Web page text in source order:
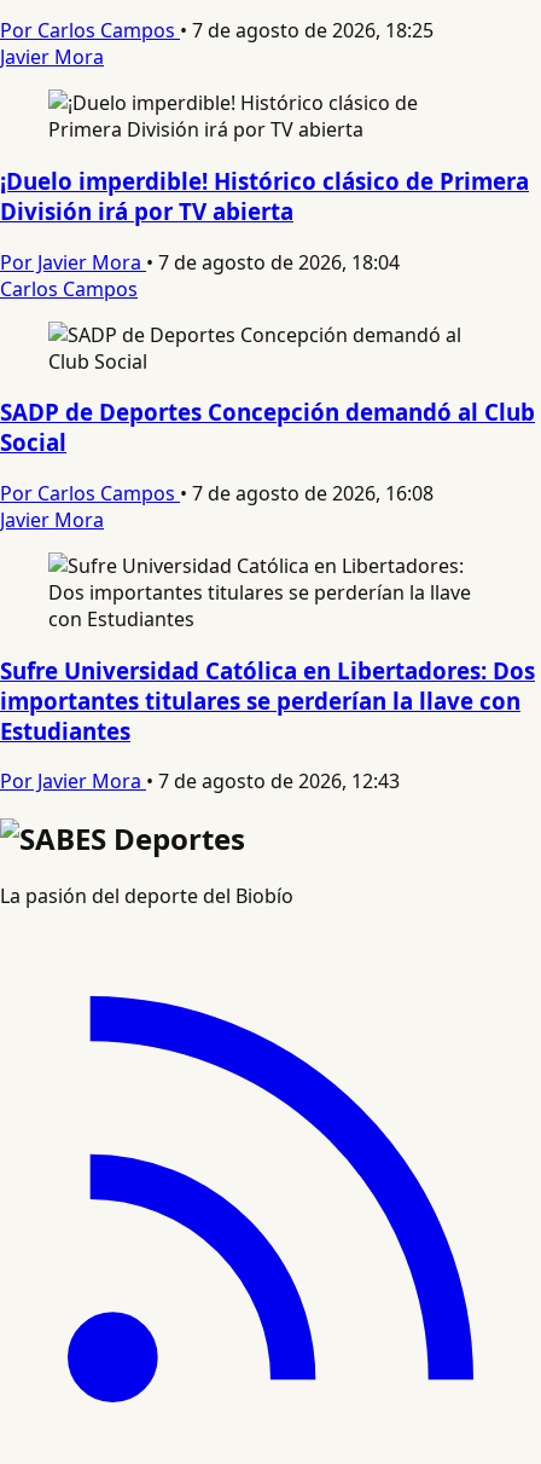
Por Carlos Campos • 7 de agosto de 2026, 18:25
Javier Mora
¡Duelo imperdible! Histórico clásico de Primera
División irá por TV abierta
Por Javier Mora • 7 de agosto de 2026, 18:04
Carlos Campos
SADP de Deportes Concepción demandó al Club
Social
Por Carlos Campos • 7 de agosto de 2026, 16:08
Javier Mora
Sufre Universidad Católica en Libertadores: Dos
importantes titulares se perderían la llave con
Estudiantes
Por Javier Mora • 7 de agosto de 2026, 12:43
La pasión del deporte del Biobío